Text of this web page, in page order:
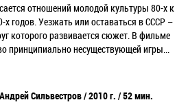
отношений молодой культуры 80-х к
х годов. Уезжать или оставаться в СССР –
которого развивается сюжет. В фильме
принципиально несуществующей игры...
Сильвестров / 2010 г. / 52 мин.